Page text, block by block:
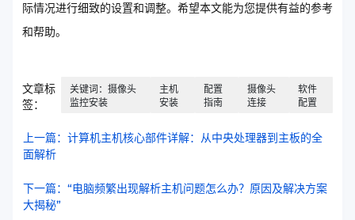
际情况进行细致的设置和调整。希望本文能为您提供有益的参考
和帮助。
文章标
签：
关键词：摄像头
监控安装
主机
安装
配置
指南
摄像头
连接
软件
配置
上一篇：计算机主机核心部件详解：从中央处理器到主板的全
面解析
下一篇：“电脑频繁出现解析主机问题怎么办？原因及解决方案
大揭秘”